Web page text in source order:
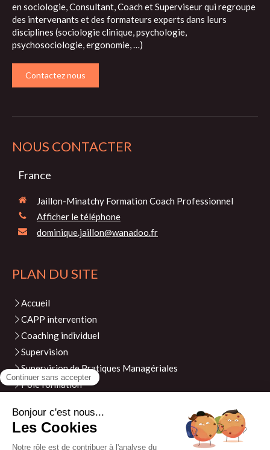
en sociologie, Consultant, Coach et Superviseur qui regroupe
des intervenants et des formateurs experts dans leurs
disciplines (sociologie clinique, psychologie,
psychosociologie, ergonomie, …)
Contactez nous
NOUS CONTACTER
France
Jaillon-Minatchy Formation Coach Professionnel
Afficher le téléphone
dominique.jaillon@wanadoo.fr
PLAN DU SITE
Accueil
CAPP intervention
Coaching individuel
Supervision
Supervision de Pratiques Managériales
Pôle formation
Actualités
Contact